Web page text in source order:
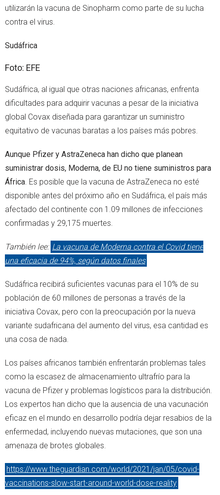
utilizarán la vacuna de Sinopharm como parte de su lucha
contra el virus.
Sudáfrica
Foto: EFE
Sudáfrica, al igual que otras naciones africanas, enfrenta
dificultades para adquirir vacunas a pesar de la iniciativa
global Covax diseñada para garantizar un suministro
equitativo de vacunas baratas a los países más pobres.
Aunque Pfizer y AstraZeneca han dicho que planean
suministrar dosis, Moderna, de EU no tiene suministros para
África. Es posible que la vacuna de AstraZeneca no esté
disponible antes del próximo año en Sudáfrica, el país más
afectado del continente con 1.09 millones de infecciones
confirmadas y 29,175 muertes.
También lee: La vacuna de Moderna contra el Covid tiene
una eficacia de 94%, según datos finales
Sudáfrica recibirá suficientes vacunas para el 10% de su
población de 60 millones de personas a través de la
iniciativa Covax, pero con la preocupación por la nueva
variante sudafricana del aumento del virus, esa cantidad es
una cosa de nada.
Los países africanos también enfrentarán problemas tales
como la escasez de almacenamiento ultrafrío para la
vacuna de Pfizer y problemas logísticos para la distribución.
Los expertos han dicho que la ausencia de una vacunación
eficaz en el mundo en desarrollo podría dejar resabios de la
enfermedad, incluyendo nuevas mutaciones, que son una
amenaza de brotes globales.
https://www.theguardian.com/world/2021/jan/05/covid-
vaccinations-slow-start-around-world-dose-reality